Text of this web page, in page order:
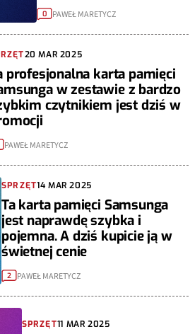
0 PAWEŁ MARETYCZ
20 MAR 2025
profesjonalna karta pamięci
w zestawie z bardzo
czytnikiem jest dziś w
PAWEŁ MARETYCZ
SPRZĘT14 MAR 2025
Ta karta pamięci Samsunga
jest naprawdę szybka i
pojemna. A dziś kupicie ją w
świetnej cenie
2 PAWEŁ MARETYCZ
SPRZĘT11 MAR 2025